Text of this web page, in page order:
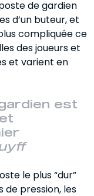
de gardien
d’un buteur, et
compliquée ce
des joueurs et
et varient en
est
le plus “dur”
pression, les